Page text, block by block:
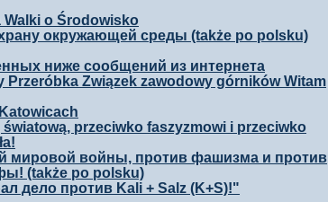
Walki o Środowisko
окружающей среды (także po polsku)
ниже сообщений из интернета
Przeróbka Związek zawodowy górników Witam
przeciwko faszyzmowi i przeciwko
мировой войны, против фашизма и против
(także po polsku)
дело против Kali + Salz (K+S)!"